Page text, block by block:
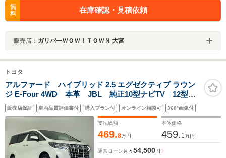
無
料
在庫確認・見積依頼
販売店： ガリバーＷＯＷ！ＴＯＷＮ 大宮
トヨタ
アルファード ハイブリッド 2.5 エグゼクティブ ラウン
ジ E-Four 4WD 本革 JBL 純正10型ナビTV 12型後
席 BSM スマートミラー 全方位 前後ドラレコ
ETC2.0 パワーシート シートヒーター ステアリング
ジーター 両側電動 電動リア オットマン 3眼LED
販売店保証 車両品質評価書付 購入プラン付 オンライン相談可 360°画像付
支払総額
469.8万円
本体価格
459. 1 万円
通常ローン 月々54,500円